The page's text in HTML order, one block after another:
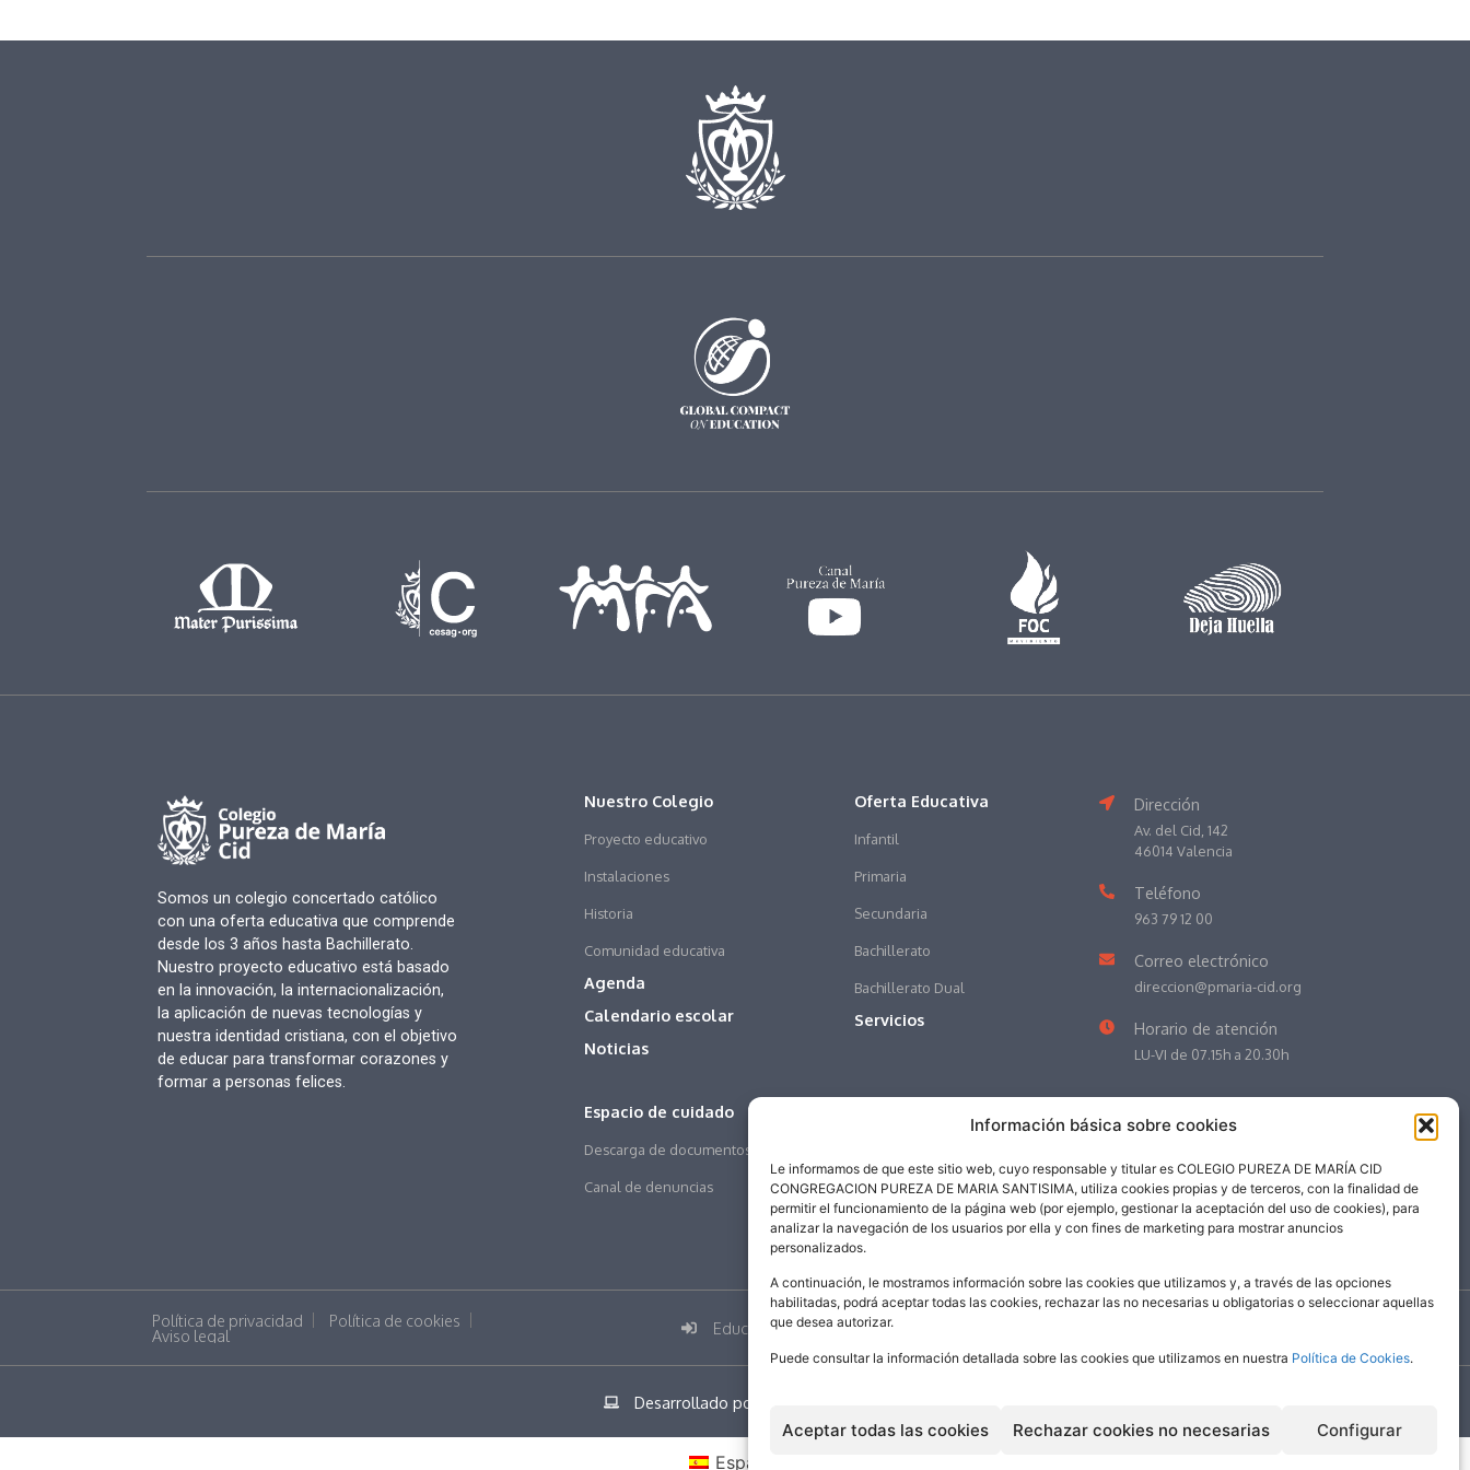
Información básica sobre cookies
Le informamos de que este sitio web, cuyo responsable y titular es COLEGIO PUREZA DE MARÍA CID
CONGREGACION PUREZA DE MARIA SANTISIMA, utiliza cookies propias y de terceros, con la finalidad de
permitir el funcionamiento de la página web (por ejemplo, gestionar la aceptación del uso de cookies), para
analizar la navegación de los usuarios por ella y con fines de marketing para mostrar anuncios
personalizados.
A continuación, le mostramos información sobre las cookies que utilizamos y, a través de las opciones
habilitadas, podrá aceptar todas las cookies, rechazar las no necesarias u obligatorias o seleccionar aquellas
que desea autorizar.
Puede consultar la información detallada sobre las cookies que utilizamos en nuestra Política de Cookies.
Aceptar todas las cookies Rechazar cookies no necesarias Configurar
Somos un colegio concertado católico
con una oferta educativa que comprende
desde los 3 años hasta Bachillerato.
Nuestro proyecto educativo está basado
en la innovación, la internacionalización,
la aplicación de nuevas tecnologías y
nuestra identidad cristiana, con el objetivo
de educar para transformar corazones y
formar a personas felices.
Nuestro Colegio
Proyecto educativo
Instalaciones
Historia
Comunidad educativa
Agenda
Calendario escolar
Noticias
Espacio de cuidado
Descarga de documentos
Canal de denuncias
Oferta Educativa
Infantil
Primaria
Secundaria
Bachillerato
Bachillerato Dual
Servicios
Dirección
Av. del Cid, 142
46014 Valencia
Teléfono
963 79 12 00
Correo electrónico
direccion@pmaria-cid.org
Horario de atención
LU-VI de 07.15h a 20.30h
Política de privacidad Política de cookies
Aviso legal Educamos
Desarrollado por addicional.com
Español